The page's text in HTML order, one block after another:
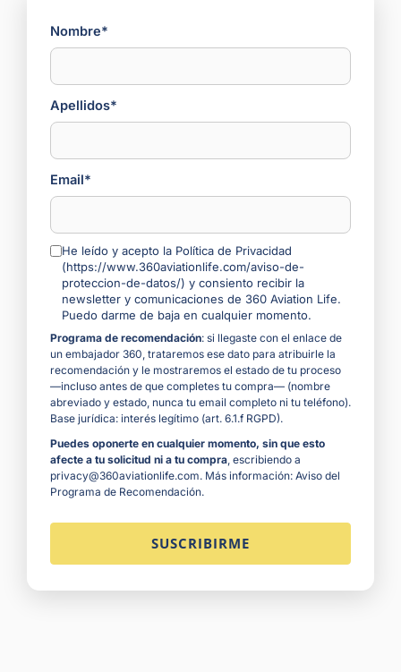
Nombre*
Apellidos*
Email*
He leído y acepto la Política de Privacidad
(https://www.360aviationlife.com/aviso-de-
proteccion-de-datos/) y consiento recibir la
newsletter y comunicaciones de 360 Aviation Life.
Puedo darme de baja en cualquier momento.
Programa de recomendación: si llegaste con el enlace de
un embajador 360, trataremos ese dato para atribuirle la
recomendación y le mostraremos el estado de tu proceso
—incluso antes de que completes tu compra— (nombre
abreviado y estado, nunca tu email completo ni tu teléfono).
Base jurídica: interés legítimo (art. 6.1.f RGPD).
Puedes oponerte en cualquier momento, sin que esto
afecte a tu solicitud ni a tu compra, escribiendo a
privacy@360aviationlife.com. Más información: Aviso del
Programa de Recomendación.